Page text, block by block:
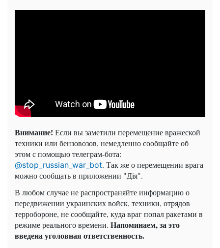
Внимание! Если вы заметили перемещение вражеской
техники или бензовозов, немедленно сообщайте об
этом с помощью телеграм-бота:
@stop_russian_war_bot. Так же о перемещении врага
можно сообщать в приложении "Дія".
В любом случае не распространяйте информацию о
передвижении украинских войск, техники, отрядов
терробороне, не сообщайте, куда враг попал ракетами в
режиме реального времени. Напоминаем, за это
введена уголовная ответственность.